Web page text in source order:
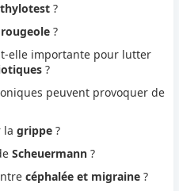
?
rougeole ?
elle importante pour lutter
?
peuvent provoquer de
lagrippe ?
Scheuermann ?
céphalée et migraine ?